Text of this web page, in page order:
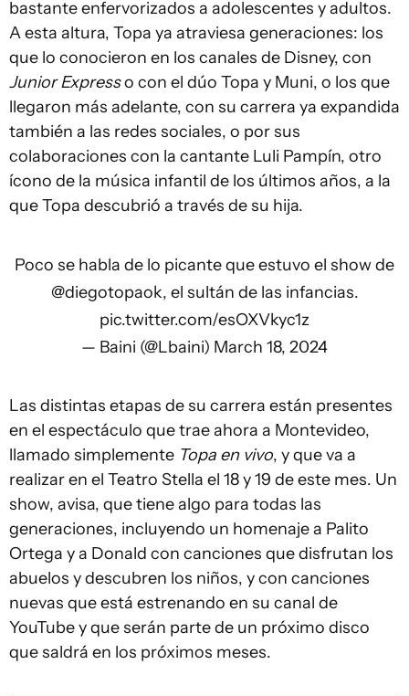
bastante enfervorizados a adolescentes y adultos.
A esta altura, Topa ya atraviesa generaciones: los
que lo conocieron en los canales de Disney, con
Junior Expresso con el dúo Topa y Muni, o los que
llegaron más adelante, con su carrera ya expandida
también a las redes sociales, o por sus
colaboraciones con la cantante Luli Pampín, otro
ícono de la música infantil de los últimos años, a la
que Topa descubrió a través de su hija.
Poco se habla de lo picante que estuvo el show de
@diegotopaok, el sultán de las infancias.
pic.twitter.com/esOXVkyc1z
— Baini (@Lbaini) March 18, 2024
Las distintas etapas de su carrera están presentes
en el espectáculo que trae ahora a Montevideo,
llamado simplemente Topa en vivo, y que va a
realizar en el Teatro Stella el 18 y 19 de este mes. Un
show, avisa, que tiene algo para todas las
generaciones, incluyendo un homenaje a Palito
Ortega y a Donald con canciones que disfrutan los
abuelos y descubren los niños, y con canciones
nuevas que está estrenando en su canal de
YouTube y que serán parte de un próximo disco
que saldrá en los próximos meses.